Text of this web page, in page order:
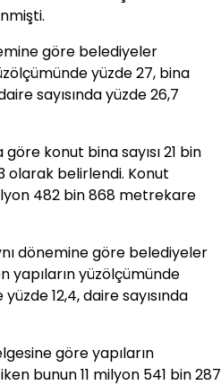
göre belediyeler
yüzde 27, bina
sayısında yüzde 26,7
göre konut bina sayısı 21 bin
olarak belirlendi. Konut
482 bin 868 metrekare
dönemine göre belediyeler
yapıların yüzölçümünde
12,4, daire sayısında
göre yapıların
bunun 11 milyon 541 bin 287